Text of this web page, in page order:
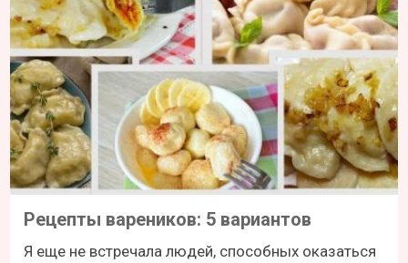
Рецепты вареников: 5 вариантов
Я еще не встречала людей, способных оказаться